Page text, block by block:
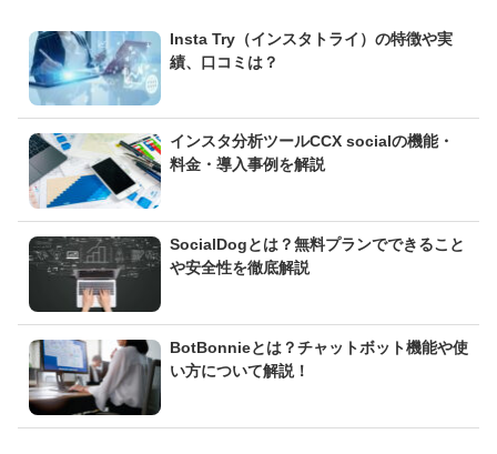
Insta Try（インスタトライ）の特徴や実
績、口コミは？
インスタ分析ツールCCX socialの機能・
料金・導入事例を解説
SocialDogとは？無料プランでできること
や安全性を徹底解説
BotBonnieとは？チャットボット機能や使
い方について解説！